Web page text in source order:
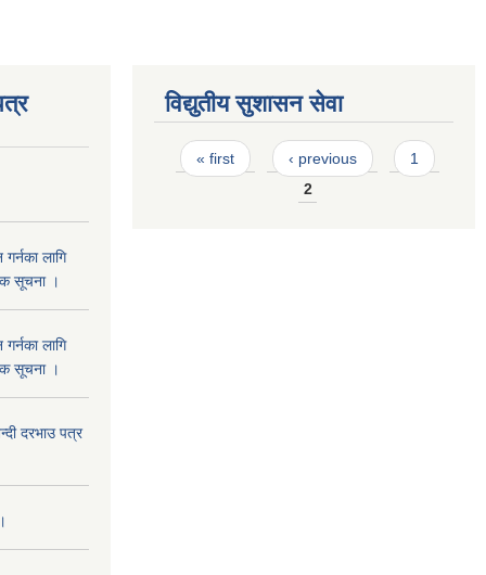
लागि
सूचना ।
लागि
सूचना ।
दरभाउ पत्र
विद्युतीय सुशासन सेवा
Pages
« first ‹ previous
1
2